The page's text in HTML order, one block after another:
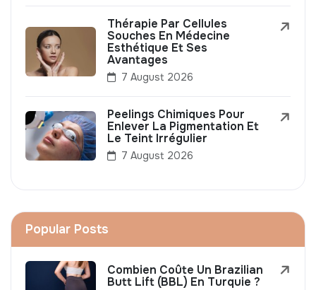
Thérapie Par Cellules
Souches En Médecine
Esthétique Et Ses
Avantages
7 August 2026
Peelings Chimiques Pour
Enlever La Pigmentation Et
Le Teint Irrégulier
7 August 2026
Popular Posts
Combien Coûte Un Brazilian
Butt Lift (BBL) En Turquie ?